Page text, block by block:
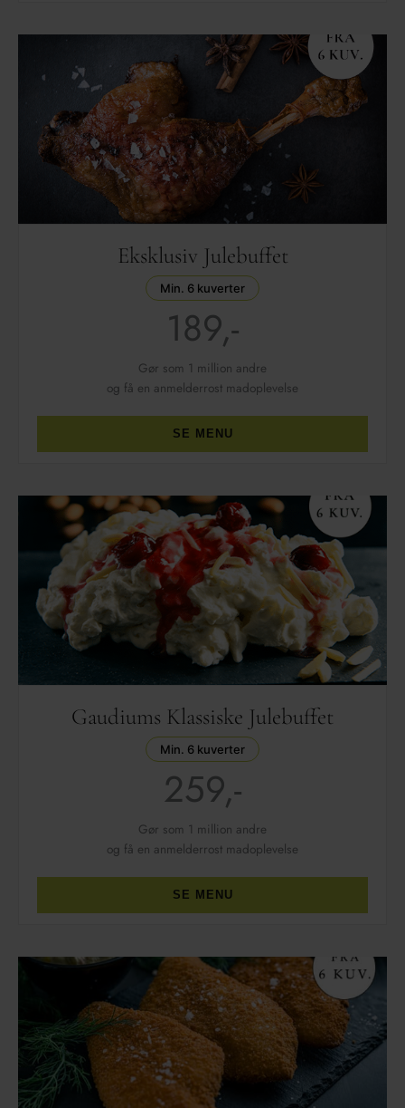
Eksklusiv Julebuffet
Min. 6 kuverter
189,-
Gør som 1 million andre
og få en anmelderrost madoplevelse
SE MENU
Gaudiums Klassiske Julebuffet
Min. 6 kuverter
259,-
Gør som 1 million andre
og få en anmelderrost madoplevelse
SE MENU